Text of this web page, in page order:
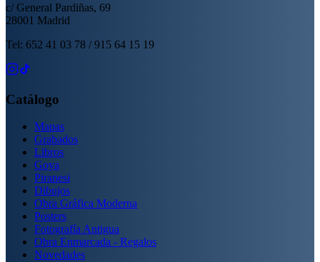
c/ General Pardiñas, 69
28001 Madrid
Tel: 652 41 03 78 / 915 64 15 19
Catálogo
Mapas
Grabados
Libros
Goya
Piranesi
Dibujos
Obra Gráfica Moderna
Posters
Fotografía Antigua
Obra Enmarcada - Regalos
Novedades